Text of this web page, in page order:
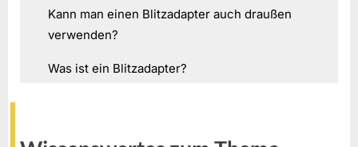
Kann man einen Blitzadapter auch draußen
verwenden?
Was ist ein Blitzadapter?